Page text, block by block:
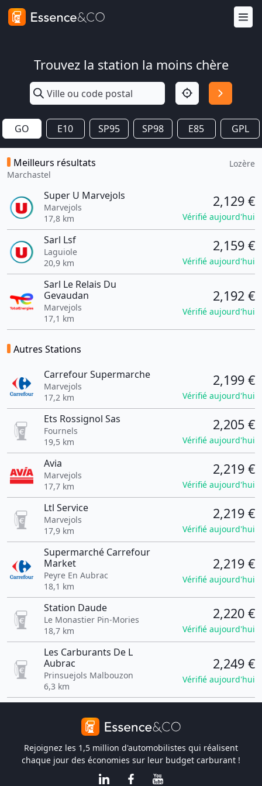
Trouvez la station la moins chère
GO E10 SP95 SP98 E85 GPL
Meilleurs résultats
Marchastel
Lozère
Super U Marvejols
Marvejols
17,8 km
2,129 €
Vérifié aujourd'hui
Sarl Lsf
Laguiole
20,9 km
2,159 €
Vérifié aujourd'hui
Sarl Le Relais Du
Gevaudan
Marvejols
17,1 km
2,192 €
Vérifié aujourd'hui
Autres Stations
Carrefour Supermarche
Marvejols
17,2 km
2,199 €
Vérifié aujourd'hui
Ets Rossignol Sas
Fournels
19,5 km
2,205 €
Vérifié aujourd'hui
Avia
Marvejols
17,7 km
2,219 €
Vérifié aujourd'hui
Ltl Service
Marvejols
17,9 km
2,219 €
Vérifié aujourd'hui
Supermarché Carrefour
Market
Peyre En Aubrac
18,1 km
2,219 €
Vérifié aujourd'hui
Station Daude
Le Monastier Pin-Mories
18,7 km
2,220 €
Vérifié aujourd'hui
Les Carburants De L
Aubrac
Prinsuejols Malbouzon
6,3 km
2,249 €
Vérifié aujourd'hui
Rejoignez les 1,5 million d'automobilistes qui réalisent
chaque jour des économies sur leur budget carburant !